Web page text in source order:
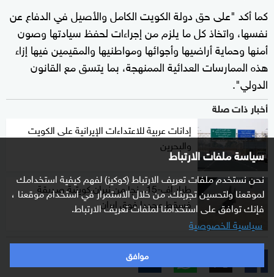
سياسة ملفات الارتباط
نحن نستخدم ملفات تعريف الارتباط (كوكيز) لفهم كيفية استخدامك
لموقعنا ولتحسين تجربتك. من خلال الاستمرار في استخدام موقعنا ،
فإنك توافق على استخدامنا لملفات تعريف الارتباط.
سياسية الخصوصية
موافق
كما أكد "على حق دولة الكويت الكامل والأصيل في الدفاع عن
نفسها، واتخاذ كل ما يلزم من إجراءات لحفظ سيادتها وصون
أمنها وحماية أراضيها وأجوائها ومواطنيها والمقيمين فيها إزاء
هذه الممارسات العدائية الممنهجة، بما يتسق مع القانون
الدولي".
أخبار ذات صلة
إدانات عربية للاعتداءات الإيرانية على الكويت
والبحرين
طيار إف-15.. نجا من نيران كويتية صديقة
فسقط مجددا فوق إيران